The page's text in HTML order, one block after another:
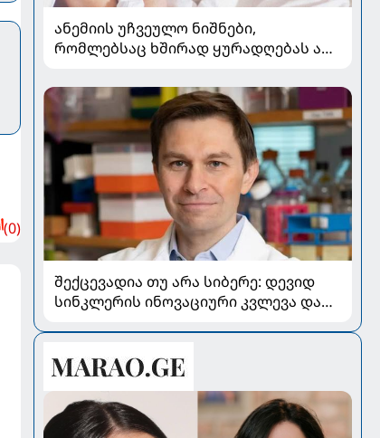
(0)
ანემიის უჩვეულო ნიშნები,
რომლებსაც ხშირად ყურადღებას არ
შექცევადია თუ არა სიბერე: დევიდ
სინკლერის ინოვაციური კვლევა და